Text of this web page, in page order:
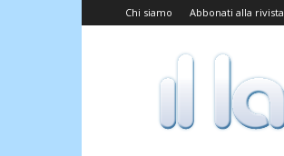
Chi siamo Abbonati alla rivista
Il
Latte